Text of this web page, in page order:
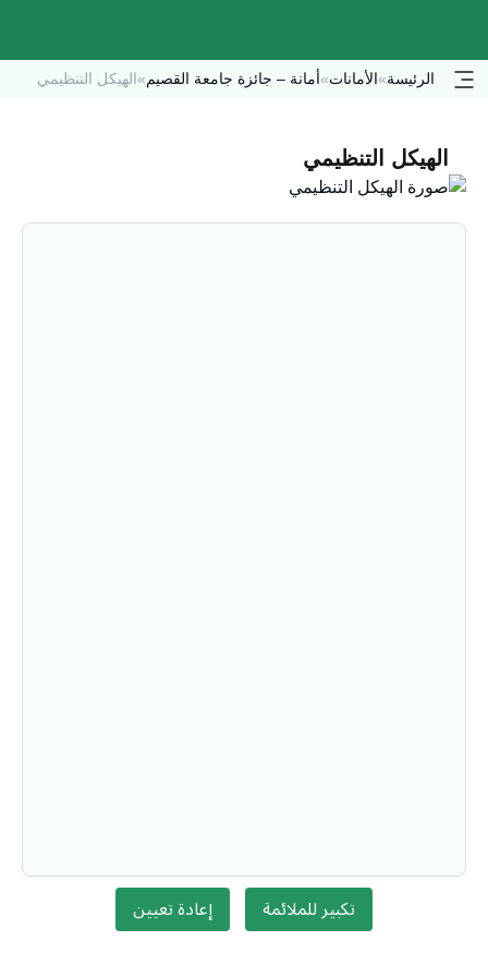
الرئيسة»الأمانات»أمانة – جائزة جامعة القصيم» الهيكل التنظيمي
الهيكل التنظيمي
تكبير للملائمة إعادة تعيين